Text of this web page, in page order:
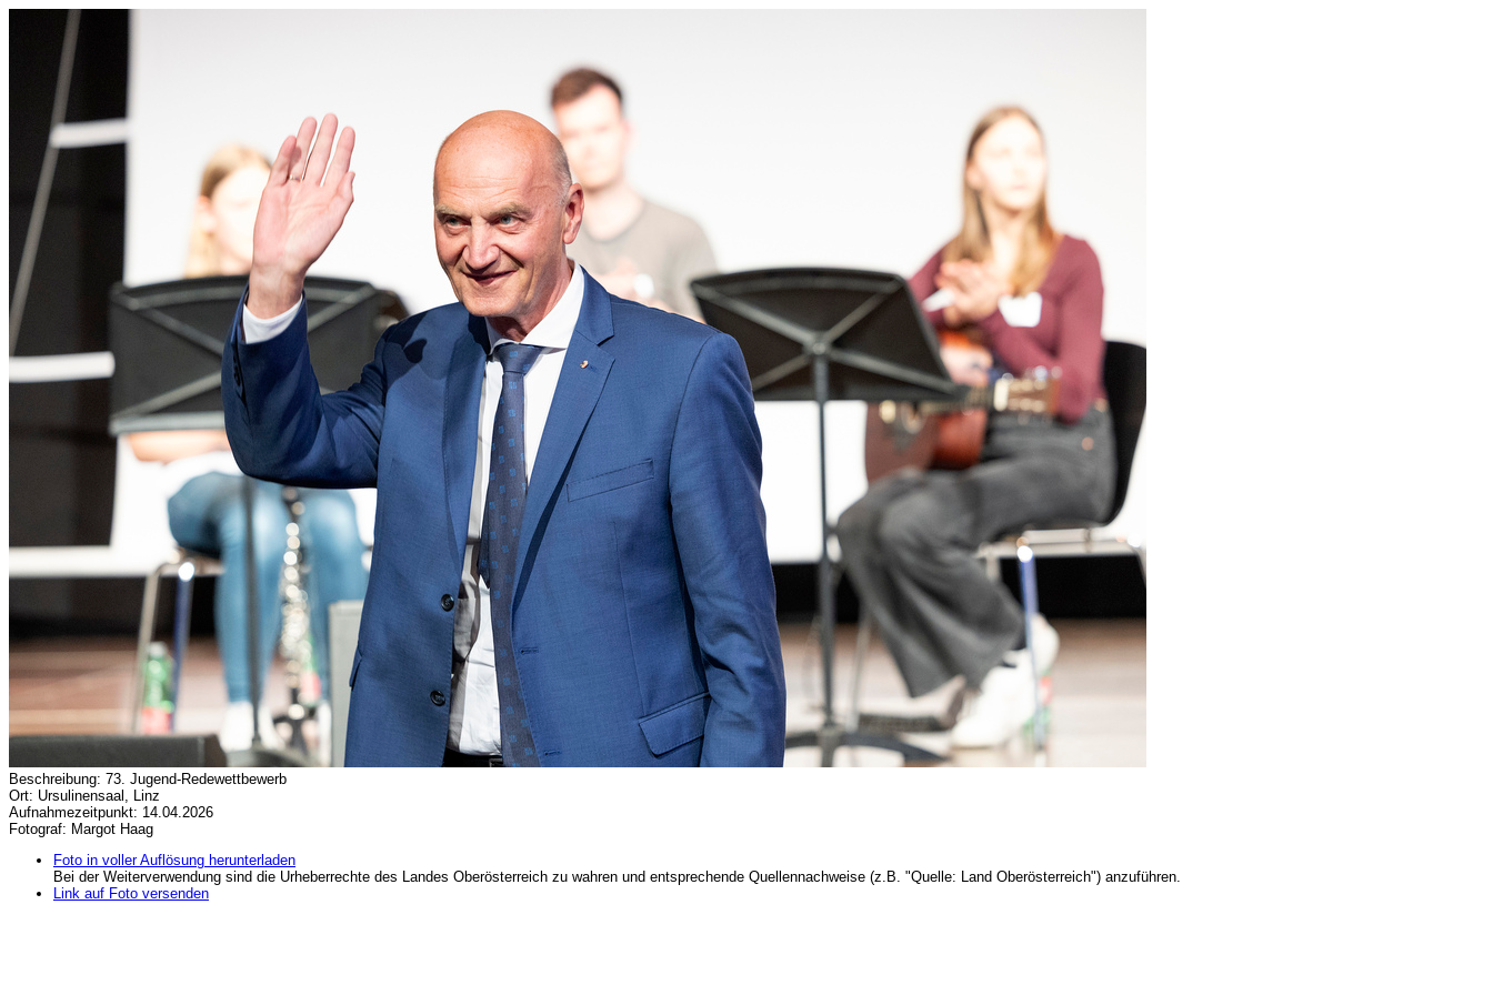
Beschreibung: 73. Jugend-Redewettbewerb
Ort: Ursulinensaal, Linz
Aufnahmezeitpunkt: 14.04.2026
Fotograf: Margot Haag
Foto in voller Auflösung herunterladen
Bei der Weiterverwendung sind die Urheberrechte des Landes Oberösterreich zu wahren und entsprechende Quellennachweise (z.B. "Quelle: Land Oberösterreich") anzuführen.
Link auf Foto versenden